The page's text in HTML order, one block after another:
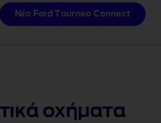
Νέο Ford Tourneo Connect
οχήματα